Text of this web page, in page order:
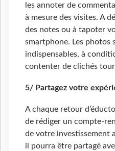
les annoter de
à mesure des visites. A
des notes ou à tapoter
smartphone. Les photos
indispensables, à
contenter de clichés
5/ Partagez votre
A chaque retour
de rédiger un compte-
de votre investissement
il pourra être partagé